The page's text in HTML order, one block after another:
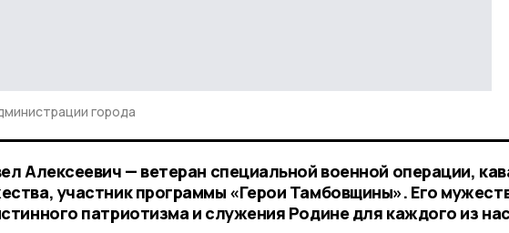
города
Алексеевич — ветеран специальной военной операции,
участник программы «Герои Тамбовщины». Его
патриотизма и служения Родине для каждого из